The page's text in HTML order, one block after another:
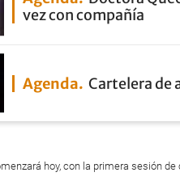
vez con compañía
Agenda Cartelera de
hoy, con la primera sesión